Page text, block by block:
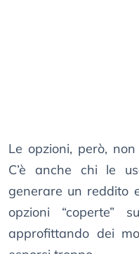
Le opzioni, però,
C’è anche chi le
generare un reddito
opzioni “coperte”
approfittando dei